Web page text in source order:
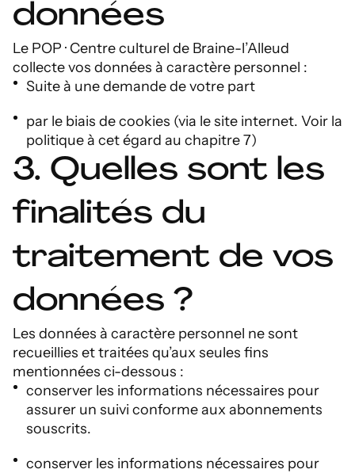
données
Le POP · Centre culturel de Braine-l’Alleud
collecte vos données à caractère personnel :
Suite à une demande de votre part
par le biais de cookies (via le site internet. Voir la
politique à cet égard au chapitre 7)
3. Quelles sont les
finalités du
traitement de vos
données ?
Les données à caractère personnel ne sont
recueillies et traitées qu’aux seules fins
mentionnées ci-dessous :
conserver les informations nécessaires pour
assurer un suivi conforme aux abonnements
souscrits.
conserver les informations nécessaires pour